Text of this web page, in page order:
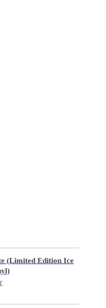
(Limited Edition Ice